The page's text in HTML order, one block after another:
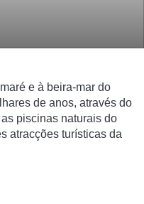
e à beira-mar do
de anos, através do
piscinas naturais do
atracções turísticas da